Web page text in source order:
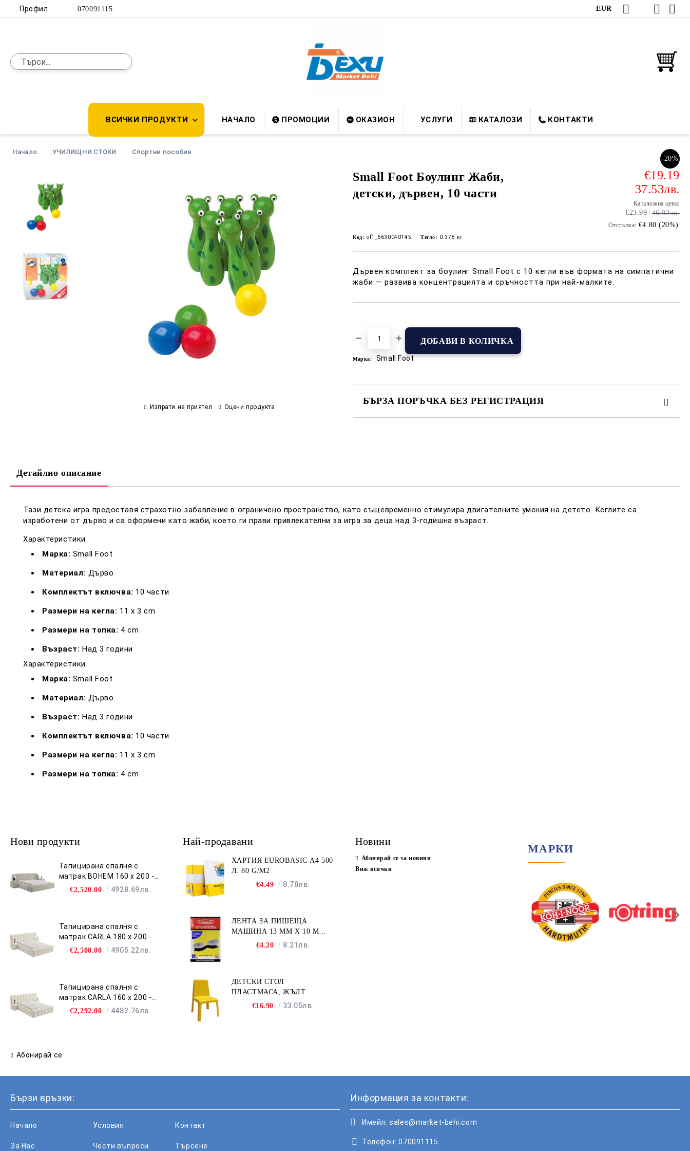
Профил 070091115 EUR
ВСИЧКИ ПРОДУКТИ НАЧАЛО ПРОМОЦИИ ОКАЗИОН УСЛУГИ КАТАЛОЗИ КОНТАКТИ
Начало УЧИЛИЩНИ СТОКИ Спортни пособия
Small Foot Боулинг Жаби,
детски, дървен, 10 части
-20%
€19.19
37.53лв.
Каталожна цена:
€23.99 46.92лв.
Отстъпка: €4.80 (20%)
Код: of1_6630040145 Тегло: 0.378 кг
Дървен комплект за боулинг Small Foot с 10 кегли във формата на симпатични
жаби — развива концентрацията и сръчността при най-малките.
Марка: Small Foot
БЪРЗА ПОРЪЧКА БЕЗ РЕГИСТРАЦИЯ
Изпрати на приятел Оцени продукта
Детайлно описание
Тази детска игра предоставя страхотно забавление в ограничено пространство, като същевременно стимулира двигателните умения на детето. Кеглите са
изработени от дърво и са оформени като жаби, което ги прави привлекателни за игра за деца над 3-годишна възраст.
Характеристики
Марка: Small Foot
Материал: Дърво
Комплектът включва: 10 части
Размери на кегла: 11 x 3 cm
Размери на топка: 4 cm
Възраст: Над 3 години
Характеристики
Марка: Small Foot
Материал: Дърво
Възраст: Над 3 години
Комплектът включва: 10 части
Размери на кегла: 11 x 3 cm
Размери на топка: 4 cm
Нови продукти
Тапицирана спалня с
матрак BOHEM 160 х 200 -
бежов 07
€2,520.00 4928.69лв.
Тапицирана спалня с
матрак CARLA 180 х 200 -
крем 02
€2,508.00 4905.22лв.
Тапицирана спалня с
матрак CARLA 160 х 200 -
крем 02
€2,292.00 4482.76лв.
Абонирай се
Най-продавани
ХАРТИЯ EUROBASIC А4 500
Л. 80 G/M2
€4.49
8.78лв.
ЛЕНТА ЗА ПИШЕЩА
МАШИНА 13 MM X 10 M
FULLMARK N001BK2S
€4.20 8.21лв.
ДЕТСКИ СТОЛ
ПЛАСТМАСА, ЖЪЛТ
€16.90
33.05лв.
Новини
Абонирай се за новини
Виж всички
МАРКИ
Бързи връзки:
Начало
За Нас
Условия
Чести въпроси
Контакт
Търсене
Информация за контакти:
Имейл: sales@market-behi.com
Телефон: 070091115